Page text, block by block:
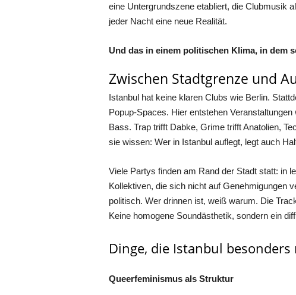
eine Untergrundszene etabliert, die Clubmusik
jeder Nacht eine neue Realität.
Und das in einem politischen Klima, in dem
Zwischen Stadtgrenze und
Istanbul hat keine klaren Clubs wie Berlin.
Popup-Spaces. Hier entstehen
Bass. Trap trifft Dabke, Grime trifft Anatolien,
sie wissen: Wer in Istanbul auflegt, legt auch
Viele Partys finden am Rand der Stadt statt: in
Kollektiven, die sich nicht auf Genehmigungen
politisch. Wer drinnen ist, weiß warum. Die
Keine homogene Soundästhetik, sondern ein
Dinge, die Istanbul besonders
Queerfeminismus als Struktur